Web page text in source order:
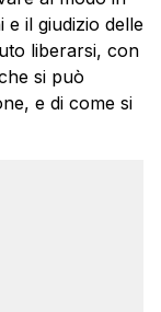
e il giudizio delle
liberarsi, con
si può
e di come si